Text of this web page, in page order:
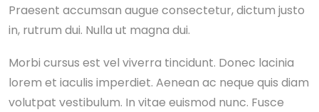
Praesent accumsan augue consectetur, dictum justo
in, rutrum dui. Nulla ut magna dui.
Morbi cursus est vel viverra tincidunt. Donec lacinia
lorem et iaculis imperdiet. Aenean ac neque quis diam
volutpat vestibulum. In vitae euismod nunc. Fusce